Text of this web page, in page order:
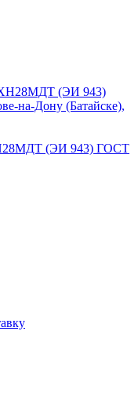
(ЭИ 943) ГОСТ